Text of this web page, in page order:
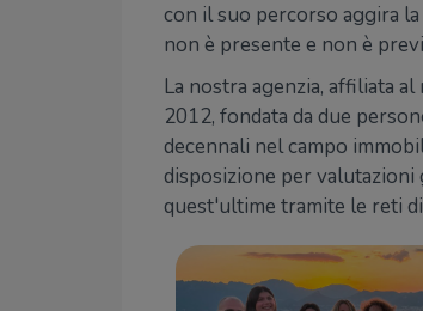
con il suo percorso aggira
non è presente e non è
La nostra agenzia, affiliata
2012, fondata da due
decennali nel campo
disposizione per
quest'ultime tramite le reti